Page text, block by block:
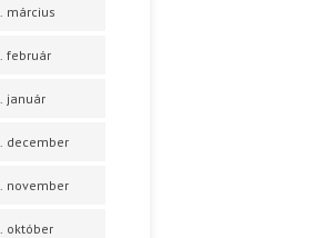
március
február
január
december
november
október